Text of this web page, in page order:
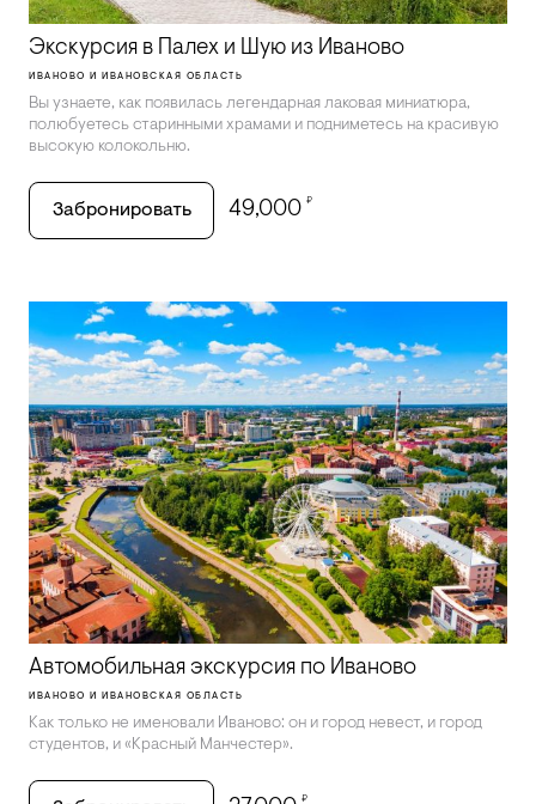
Экскурсия в Палех и Шую из Иваново
ИВАНОВО И ИВАНОВСКАЯ ОБЛАСТЬ
Вы узнаете, как появилась легендарная лаковая миниатюра,
полюбуетесь старинными храмами и подниметесь на красивую
высокую колокольню.
Забронировать 49,000 ₽
Автомобильная экскурсия по Иваново
ИВАНОВО И ИВАНОВСКАЯ ОБЛАСТЬ
Как только не именовали Иваново: он и город невест, и город
студентов, и «Красный Манчестер».
₽